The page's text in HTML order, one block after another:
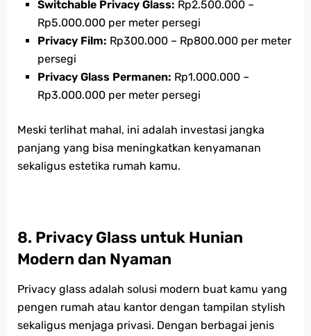
Switchable Privacy Glass: Rp2.500.000 –
Rp5.000.000 per meter persegi
Privacy Film: Rp300.000 – Rp800.000 per meter
persegi
Privacy Glass Permanen: Rp1.000.000 –
Rp3.000.000 per meter persegi
Meski terlihat mahal, ini adalah investasi jangka
panjang yang bisa meningkatkan kenyamanan
sekaligus estetika rumah kamu.
8. Privacy Glass untuk Hunian
Modern dan Nyaman
Privacy glass adalah solusi modern buat kamu yang
pengen rumah atau kantor dengan tampilan stylish
sekaligus menjaga privasi. Dengan berbagai jenis